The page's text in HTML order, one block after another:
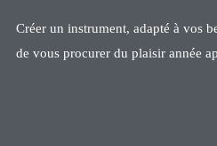
Créer un instrument, adapté à vos
de vous procurer du plaisir année